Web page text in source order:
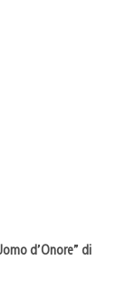
d’Onore” di